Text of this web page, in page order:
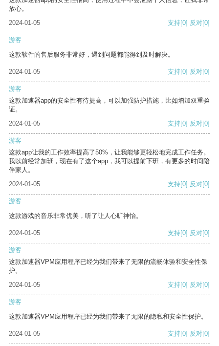
放心。
2024-01-05
支持[0] 反对[0]
游客
这款软件的售后服务非常好，遇到问题都能得到及时解决。
2024-01-05 支持[0] 反对[0]
游客
这款加速器app的安全性有待提高，可以加强防护措施，比如增加双重验
证。
2024-01-05
支持[0] 反对[0]
游客
这款app让我的工作效率提高了50%，让我能够更轻松地完成工作任务。
我以前经常加班，现在有了这个app，我可以提前下班，有更多的时间陪
伴家人。
2024-01-05
支持[0] 反对[0]
游客
这款游戏的音乐非常优美，听了让人心旷神怡。
2024-01-05 支持[0] 反对[0]
游客
这款加速器VPM应用程序已经为我们带来了无限的流畅体验和安全性保
护。
2024-01-05
支持[0] 反对[0]
游客
这款加速器VPM应用程序已经为我们带来了无限的隐私和安全性保护。
2024-01-05 支持[0] 反对[0]